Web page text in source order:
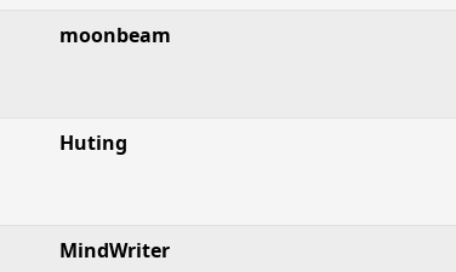
moonbeam
Huting
MindWriter